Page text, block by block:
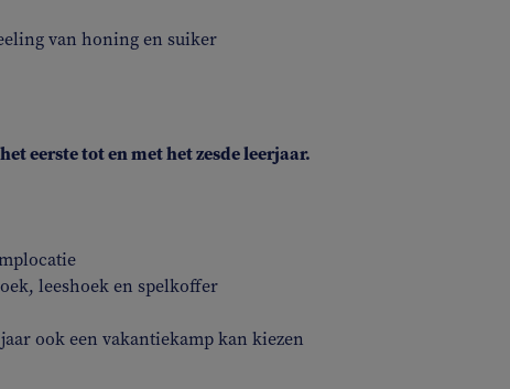
van honing en suiker
eerste tot en met het zesde leerjaar.
leeshoek en spelkoffer
ook een vakantiekamp kan kiezen